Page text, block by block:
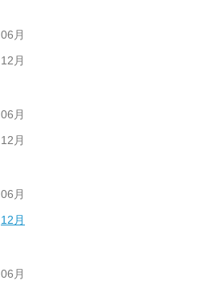
06月
12月
06月
12月
06月
12月
06月